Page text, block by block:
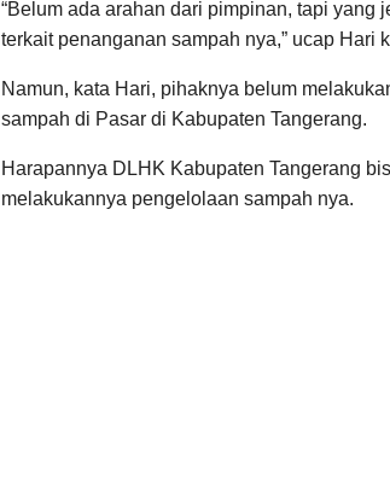
“Belum ada arahan dari pimpinan, tapi
terkait penanganan sampah nya,” ucap Hari
Namun, kata Hari, pihaknya belum
sampah di Pasar di Kabupaten Tangerang.
Harapannya DLHK Kabupaten Tangerang
melakukannya pengelolaan sampah nya.